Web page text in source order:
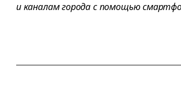
и каналам города с помощью